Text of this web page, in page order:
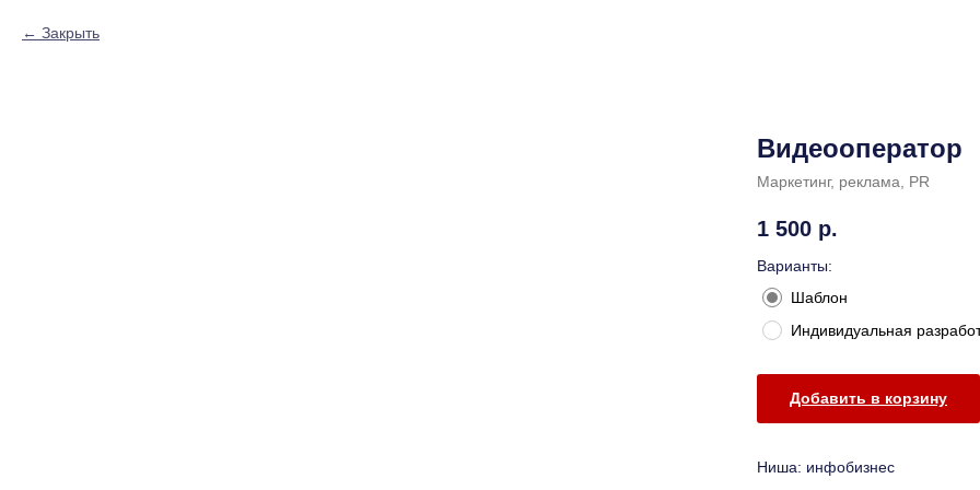
Закрыть
Видеооператор
Маркетинг, реклама, PR
1 500 р.
Варианты:
Шаблон
Индивидуальная
Добавить в корзину
Ниша: инфобизнес